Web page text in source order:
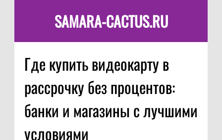
SAMARA-CACTUS.RU
Где купить видеокарту в
рассрочку без процентов:
банки и магазины с лучшими
условиями